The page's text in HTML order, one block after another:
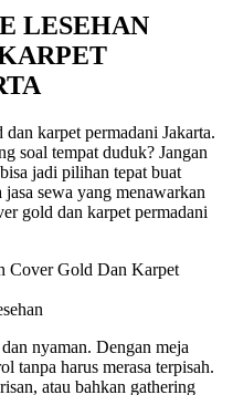
LESEHAN
karpet permadani Jakarta.
soal tempat duduk? Jangan
jadi pilihan tepat buat
sewa yang menawarkan
gold dan karpet permadani
nyaman. Dengan meja
tanpa harus merasa terpisah.
atau bahkan gathering